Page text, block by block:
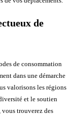
de
de consommation
dans une démarche
valorisons les régions
et le soutien
trouverez des